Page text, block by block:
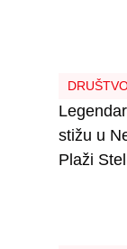
stižu u
Plaži